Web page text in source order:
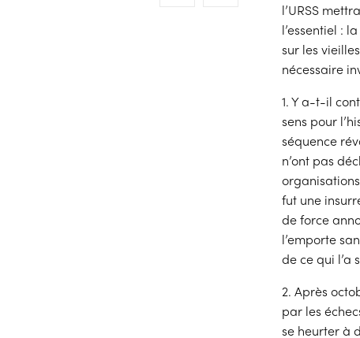
l’URSS
l’essentiel :
sur les
nécessaire
1. Y a-t-il
sens pour
séquence
n’ont pas
fut une
de force
l’emporte
de ce qui l’a
2. Après
par les
se heurter à